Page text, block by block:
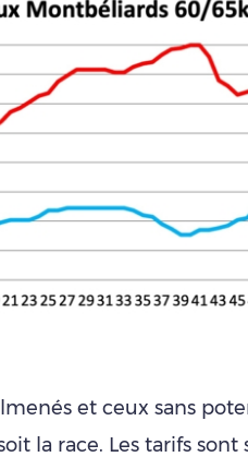
et ceux sans
la race. Les tarifs sont